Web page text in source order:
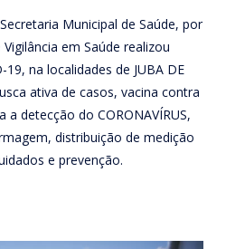
Municipal de Saúde, por
em Saúde realizou
na localidades de JUBA DE
ativa de casos, vacina contra
detecção do CORONAVÍRUS,
distribuição de medição
e prevenção.